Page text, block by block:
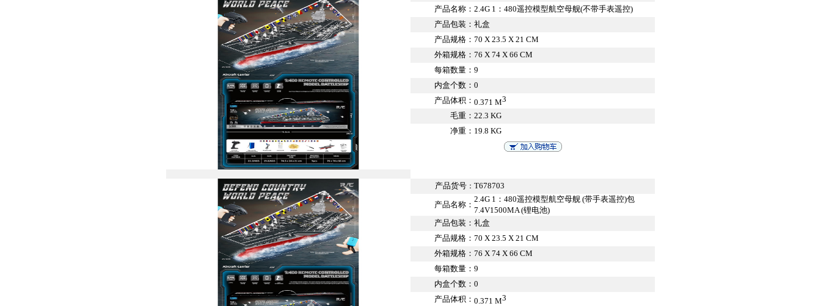
产品名称： 2.4G 1：480遥控模型航空母舰(不带手表遥控)
产品包装： 礼盒
产品规格： 70 X 23.5 X 21 CM
外箱规格： 76 X 74 X 66 CM
每箱数量： 9
内盒个数： 0
产品体积： 0.371 M3
毛重： 22.3 KG
净重： 19.8 KG
产品货号 ： T678703
产品名称：
2.4G 1：480遥控模型航空母舰 (带手表遥控)包
7.4V1500MA (锂电池)
产品包装： 礼盒
产品规格： 70 X 23.5 X 21 CM
外箱规格： 76 X 74 X 66 CM
每箱数量： 9
内盒个数： 0
产品体积： 0.371 M3